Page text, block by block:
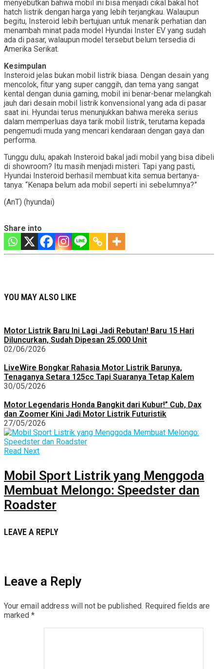
menyebutkan bahwa mobil ini bisa menjadi cikal bakal hot
hatch listrik dengan harga yang lebih terjangkau. Walaupun
begitu, Insteroid lebih bertujuan untuk menarik perhatian dan
menambah minat pada model Hyundai Inster EV yang sudah
ada di pasar, walaupun model tersebut belum tersedia di
Amerika Serikat.
Kesimpulan
Insteroid jelas bukan mobil listrik biasa. Dengan desain yang
mencolok, fitur yang super canggih, dan tema yang sangat
kental dengan dunia gaming, mobil ini benar-benar melangkah
jauh dari desain mobil listrik konvensional yang ada di pasar
saat ini. Hyundai terus menunjukkan bahwa mereka serius
dalam memperluas daya tarik mobil listrik, terutama kepada
pengemudi muda yang mencari kendaraan dengan gaya dan
performa.
Tunggu dulu, apakah Insteroid bakal jadi mobil yang bisa dibeli
di showroom? Itu masih menjadi misteri. Tapi yang pasti,
Hyundai Insteroid berhasil membuat kita semua bertanya-
tanya: “Kenapa belum ada mobil seperti ini sebelumnya?”
(AnT) (hyundai)
Share into
YOU MAY ALSO LIKE
Motor Listrik Baru Ini Lagi Jadi Rebutan! Baru 15 Hari
Diluncurkan, Sudah Dipesan 25.000 Unit
02/06/2026
LiveWire Bongkar Rahasia Motor Listrik Barunya,
Tenaganya Setara 125cc Tapi Suaranya Tetap Kalem
30/05/2026
Motor Legendaris Honda Bangkit dari Kubur!” Cub, Dax
dan Zoomer Kini Jadi Motor Listrik Futuristik
27/05/2026
Read Next
Mobil Sport Listrik yang Menggoda
Membuat Melongo: Speedster dan
Roadster
LEAVE A REPLY
Leave a Reply
Your email address will not be published. Required fields are
marked *